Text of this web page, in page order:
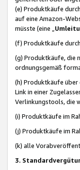
(e) Produktkäufe
auf eine Amazon-
müsste (eine „
(f) Produktkäufe
(g) Produktkäufe, die
ordnungsgemäß
(h) Produktkäufe über
Link in einer
Verlinkungstools, die
(i) Produktkäufe im
(j) Produktkäufe im
(k) alle
3.